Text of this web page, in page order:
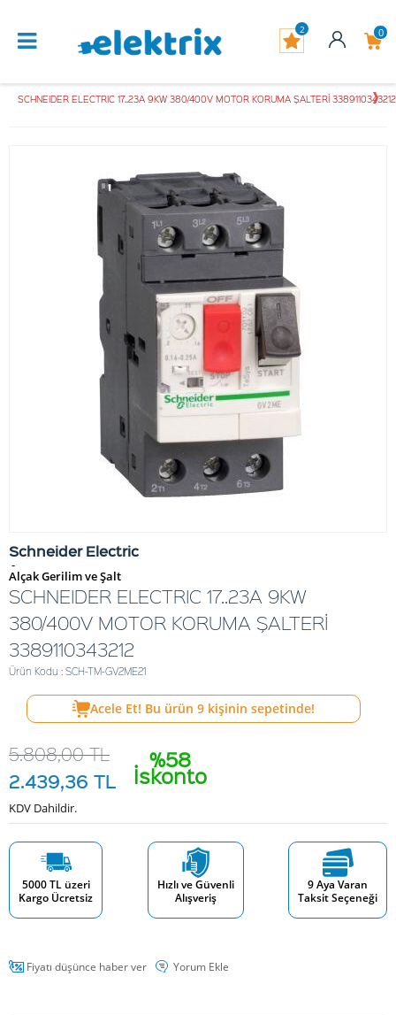
0
2
SCHNEIDER ELECTRIC 17..23A 9KW 380/400V MOTOR KORUMA ŞALTERİ 3389110343212
Schneider Electric
-
Alçak Gerilim ve Şalt
SCHNEIDER ELECTRIC 17..23A 9KW
380/400V MOTOR KORUMA ŞALTERİ
3389110343212
Ürün Kodu : SCH-TM-GV2ME21
Acele Et! Bu ürün 9 kişinin sepetinde!
%58
İskonto
5.808,00TL
2.439,36 TL
KDV Dahildir.
5000 TL üzeri
Kargo Ücretsiz
Hızlı ve Güvenli
Alışveriş
9 Aya Varan
Taksit Seçeneği
Fiyatı düşünce haber ver Yorum Ekle